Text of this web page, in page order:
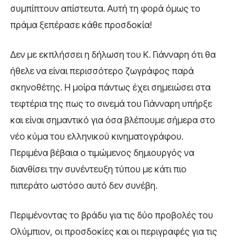
συμπίπτουν απίστευτα. Αυτή τη φορά όμως το
πράμα ξεπέρασε κάθε προσδοκία!
Δεν με εκπλήσσει η δήλωση του Κ. Γιάνναρη ότι θα
ήθελε να είναι περισσότερο ζωγράφος παρά
σκηνοθέτης. Η μοίρα πάντως έχει σημειώσει στα
τεφτέρια της πως το σινεμά του Γιάνναρη υπήρξε
και είναι σημαντικό για όσα βλέπουμε σήμερα στο
νέο κύμα του ελληνικού κινηματογράφου.
Περιμένα βέβαια ο τιμώμενος δημιουργός να
διανθίσει την συνέντευξη τύπου με κάτι πιο
πιπεράτο ωστόσο αυτό δεν συνέβη.
Περιμένοντας το βράδυ για τις δύο προβολές του
Ολύμπιον, οι προσδοκίες και οι περιγραφές για τις